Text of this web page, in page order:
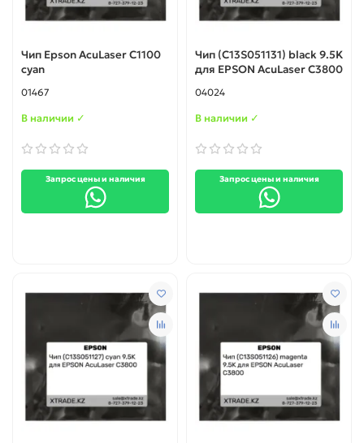
Чип Epson AcuLaser C1100
cyan
01467
В наличии ✓
Запрос цены и наличия
Чип (C13S051131) black 9.5K
для EPSON AcuLaser C3800
04024
В наличии ✓
Запрос цены и наличия